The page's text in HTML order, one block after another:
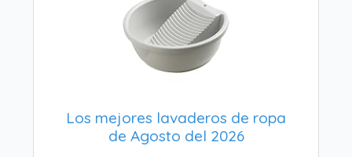
Los mejores lavaderos de ropa
de Agosto del 2026